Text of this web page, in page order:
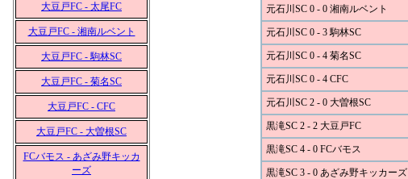
大豆戸FC - 太尾FC
大豆戸FC - 湘南ルベント
大豆戸FC - 駒林SC
大豆戸FC - 菊名SC
大豆戸FC - CFC
大豆戸FC - 大曽根SC
FCバモス - あざみ野キッカ
ーズ
元石川SC 0 - 0 湘南ルベント
元石川SC 0 - 3 駒林SC
元石川SC 0 - 4 菊名SC
元石川SC 0 - 4 CFC
元石川SC 2 - 0 大曽根SC
黒滝SC 2 - 2 大豆戸FC
黒滝SC 4 - 0 FCバモス
黒滝SC 3 - 0 あざみ野キッカーズ